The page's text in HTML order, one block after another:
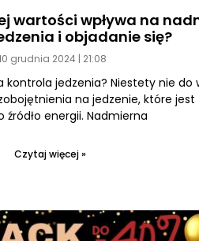
wartości wpływa na
i objadanie się?
grudnia 2024 21:08
jedzenia? Niestety nie do
na jedzenie, które
źródło energii. Nadmierna
Czytaj więcej »